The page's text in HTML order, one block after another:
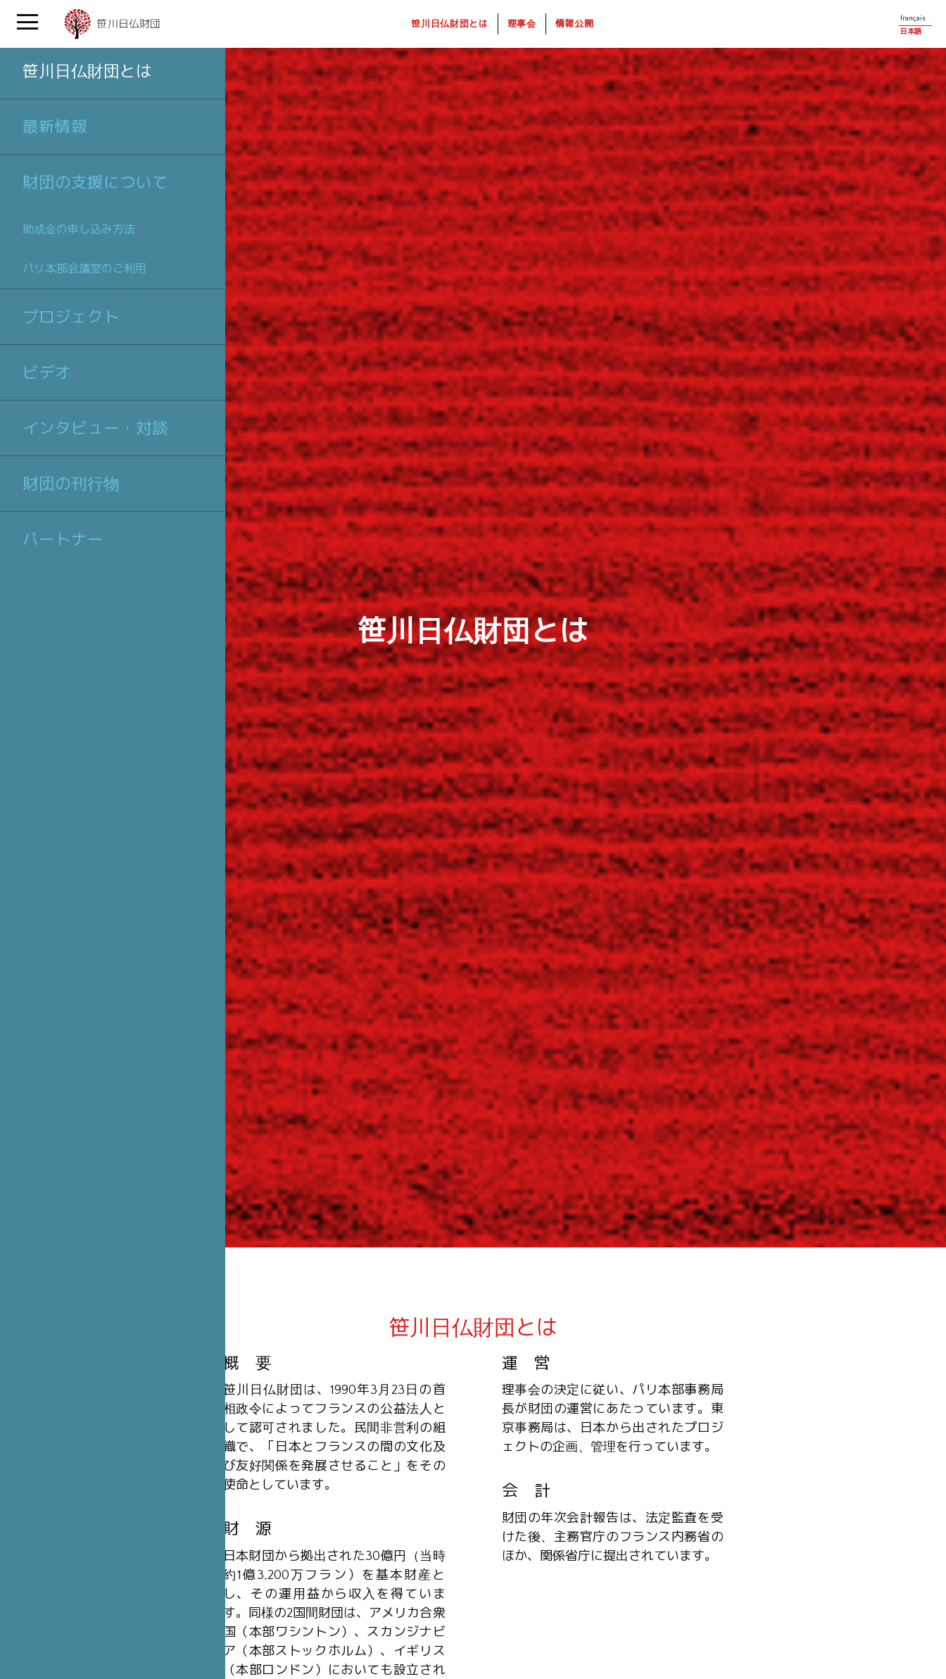
笹川日仏財団とは 理事会 情報公開
français
日本語
笹川日仏財団とは
最新情報
財団の支援について
助成金の申し込み方法
パリ本部会議室のご利用
プロジェクト
ビデオ
インタビュー・対談
財団の刊行物
パートナー
笹川日仏財団とは
笹川日仏財団とは
概 要
笹川日仏財団は、1990年3月23日の首
相政令によってフランスの公益法人と
して認可されました。民間非営利の組
織で、「日本とフランスの間の文化及
び友好関係を発展させること」をその
使命としています。
財 源
日本財団から拠出された30億円（当時
約1億3,200万フラン）を基本財産と
し、その運用益から収入を得ていま
す。同様の2国間財団は、アメリカ合衆
国（本部ワシントン）、スカンジナビ
ア（本部ストックホルム）、イギリス
（本部ロンドン）においても設立され
運 営
理事会の決定に従い、パリ本部事務局
長が財団の運営にあたっています。東
京事務局は、日本から出されたプロジ
ェクトの企画、管理を行っています。
会 計
財団の年次会計報告は、法定監査を受
けた後、主務官庁のフランス内務省の
ほか、関係省庁に提出されています。